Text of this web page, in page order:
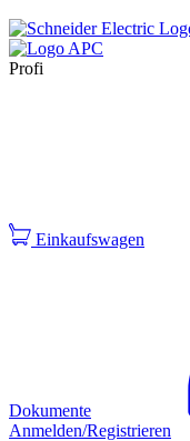
Profi
Einkaufswagen
Dokumente
Anmelden/Registrieren